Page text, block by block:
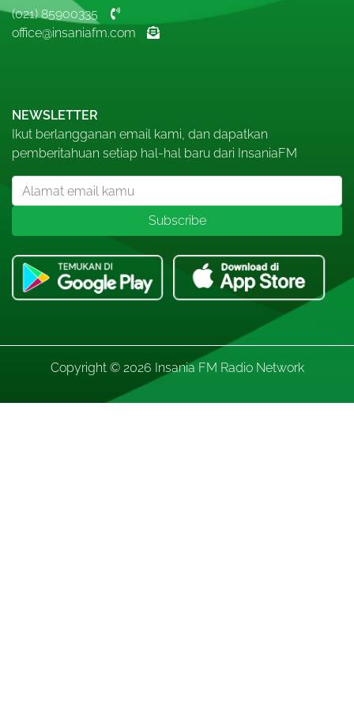
NEWSLETTER
Ikut berlangganan email kami, dan dapatkan
pemberitahuan setiap hal-hal baru dari InsaniaFM
(021) 85900335
office@insaniafm.com
Copyright © 2026 Insania FM Radio Network